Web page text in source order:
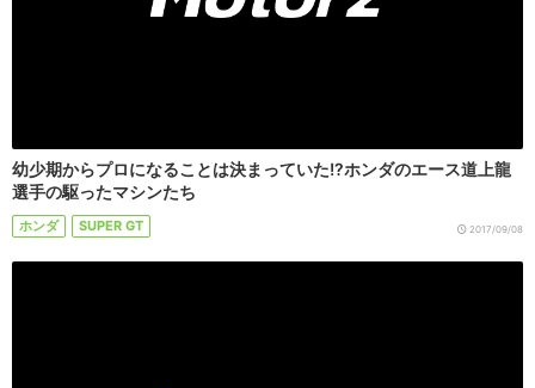
幼少期からプロになることは決まっていた!?ホンダのエース道上龍
選手の駆ったマシンたち
ホンダ SUPER GT 2017/09/08